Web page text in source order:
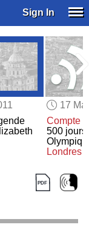
Sign In
17
Compte
500 jours
Londres